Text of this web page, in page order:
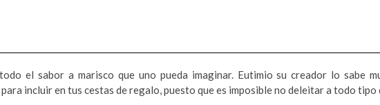
el sabor a marisco que uno pueda imaginar. Eutimio su creador lo sabe
incluir en tus cestas de regalo, puesto que es imposible no deleitar a todo